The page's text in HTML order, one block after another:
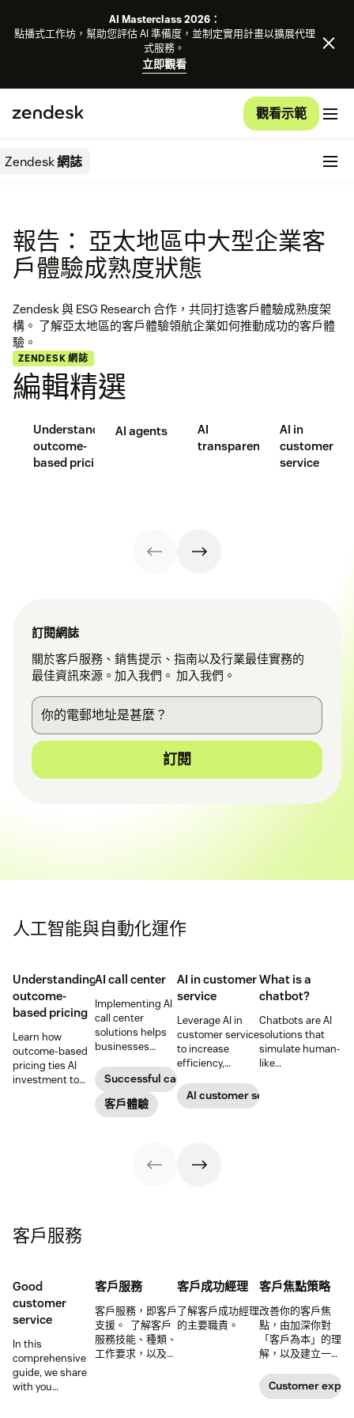
AI Masterclass 2026：
點播式工作坊，幫助您評估 AI 準備度，並制定實用計畫以擴展代理
式服務。
立即觀看
觀看示範
Zendesk網誌
報告： 亞太地區中大型企業客
戶體驗成熟度狀態
Zendesk 與 ESG Research 合作，共同打造客戶體驗成熟度架
構。 了解亞太地區的客戶體驗領航企業如何推動成功的客戶體
驗。
ZENDESK 網誌
編輯精選
Understanding
outcome-
based pricing
AI agents
AI
transparency
AI in
customer
service
訂閱網誌
關於客戶服務、銷售提示、指南以及行業最佳實務的
最佳資訊來源。加入我們。 加入我們。
訂閱
人工智能與自動化運作
Understanding
outcome-
based pricing
Learn how
outcome-based
pricing ties AI
investment to
AI call center
Implementing AI
call center
solutions helps
businesses
customer
satisfaction,
boost team
productivity, and
Successful call center
客戶體驗
AI in customer
service
Leverage AI in
customer service
to increase
efficiency,
operational
costs, and
AI customer service
What is a
chatbot?
Chatbots are AI
solutions that
simulate human-
like
客戶服務
Good
customer
service
In this
comprehensive
guide, we share
with you
客戶服務
客戶服務，即客戶
支援。 了解客戶
服務技能、種類、
工作要求，以及更
客戶成功經理
了解客戶成功經理
的主要職責。
客戶焦點策略
改善你的客戶焦
點，由加深你對
「客戶為本」的理
解，以及建立一個
略開始。
Customer